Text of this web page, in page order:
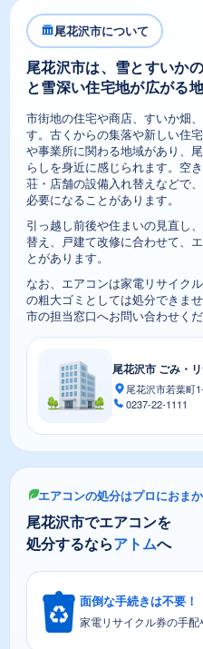
尾花沢市について
尾花沢市は、雪とすいか
と雪深い住宅地が広がる
市街地の住宅や商店、すいか畑
す。古くからの集落や新しい住
や事業所に関わる地域があり、
らしを身近に感じられます。空
荘・店舗の設備入れ替えなどで
必要になることがあります。
引っ越し前後や住まいの見直し
替え、戸建て改修に合わせて、
とがあります。
なお、エアコンは家電リサイク
の粗大ゴミとしては処分できま
市の担当窓口へお問い合わせくだ
尾花沢市 ごみ・
尾花沢市若葉町
0237-22-1111
エアコンの処分はプロにおま
尾花沢市でエアコンを
処分するならアトムへ
面倒な手続きは不要！
家電リサイクル券の手配